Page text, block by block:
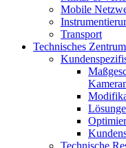
Mobile
Transport
Technisches Zentrum